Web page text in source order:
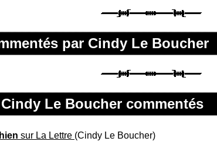
par Cindy Le Boucher
Le Boucher commentés
sur La Lettre (Cindy Le Boucher)